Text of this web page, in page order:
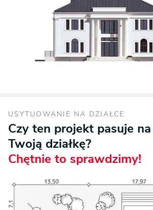
USYTUOWANIE NA DZIAŁCE
Czy ten projekt pasuje na
Twoją działkę?
Chętnie to sprawdzimy!